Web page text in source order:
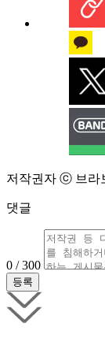
저작권자 ⓒ 브라
댓글
0 / 300